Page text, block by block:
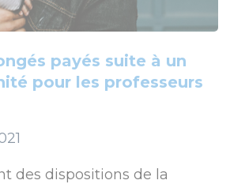
payés suite à un
pour les professeurs
des dispositions de la